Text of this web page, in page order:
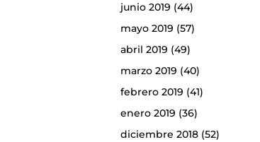
junio 2019 (44)
mayo 2019 (57)
abril 2019 (49)
marzo 2019 (40)
febrero 2019 (41)
enero 2019 (36)
diciembre 2018(52)